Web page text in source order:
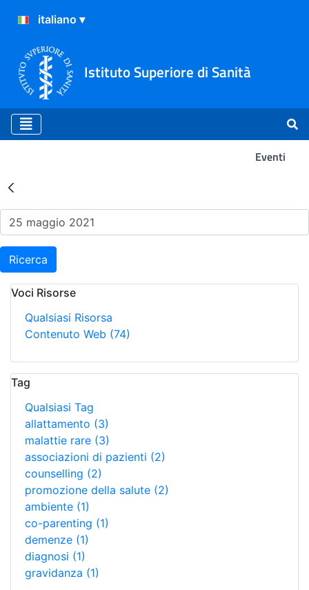
Istituto Superiore di Sanità
Eventi
Risultati della Ricerca -
Ricerca
Voci Risorse
Qualsiasi Risorsa
Contenuto Web (74)
Tag
Qualsiasi Tag
allattamento (3)
malattie rare (3)
associazioni di pazienti (2)
counselling (2)
promozione della salute (2)
ambiente (1)
co-parenting (1)
demenze (1)
diagnosi (1)
gravidanza (1)